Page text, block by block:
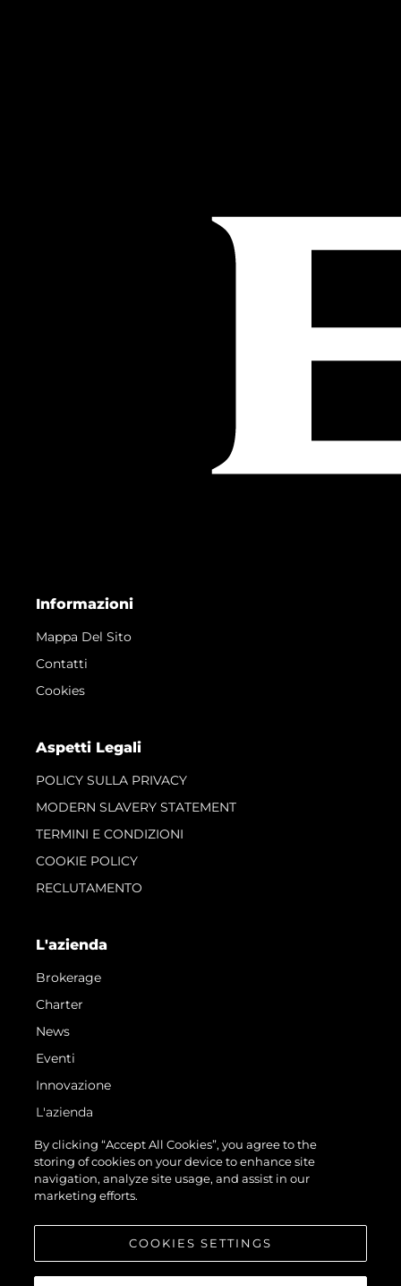
Informazioni
Mappa Del Sito
Contatti
Cookies
Aspetti Legali
POLICY SULLA PRIVACY
MODERN SLAVERY STATEMENT
TERMINI E CONDIZIONI
COOKIE POLICY
RECLUTAMENTO
L'azienda
Brokerage
Charter
News
Eventi
Innovazione
L'azienda
Il Team
Lifestyle
Heritage
By clicking “Accept All Cookies”, you agree to the
storing of cookies on your device to enhance site
navigation, analyze site usage, and assist in our
marketing efforts.
COOKIES SETTINGS